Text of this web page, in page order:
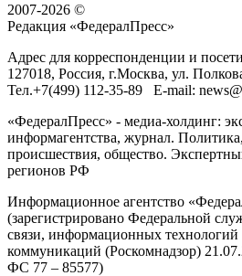
2007-2026 ©
Редакция «ФедералПресс»
Адрес для корреспонденции и
127018, Россия, г.Москва, ул.
Тел.+7(499) 112-35-89 E-mail:
«ФедералПресс» - медиа-холдинг:
информагентства, журнал.
происшествия, общество.
регионов РФ
Информационное агентство
(зарегистрировано Федеральной
связи, информационных
коммуникаций (Роскомнадзор)
ФС 77 – 85577)